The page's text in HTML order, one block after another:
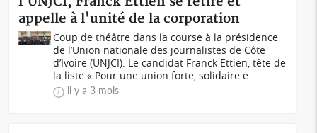
appelle à l'unité de la corporation
Coup de théâtre dans la course à la présidence
de l’Union nationale des journalistes de Côte
d’Ivoire (UNJCI). Le candidat Franck Ettien, tête de
la liste « Pour une union forte, solidaire e...
il y a 3 mois